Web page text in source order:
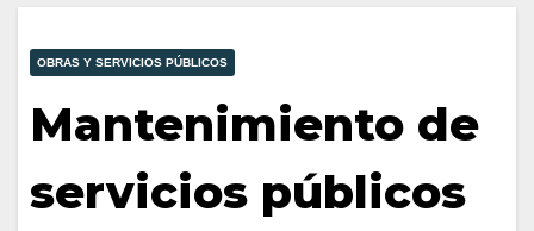
OBRAS Y SERVICIOS PÚBLICOS
Mantenimiento de
servicios públicos